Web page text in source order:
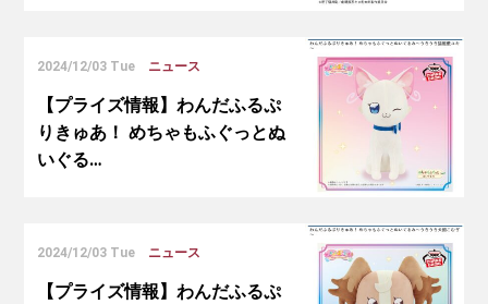
2024/12/03 Tue ニュース
【プライズ情報】わんだふるぷ
りきゅあ！ めちゃもふぐっとぬ
いぐる…
2024/12/03 Tue ニュース
【プライズ情報】わんだふるぷ